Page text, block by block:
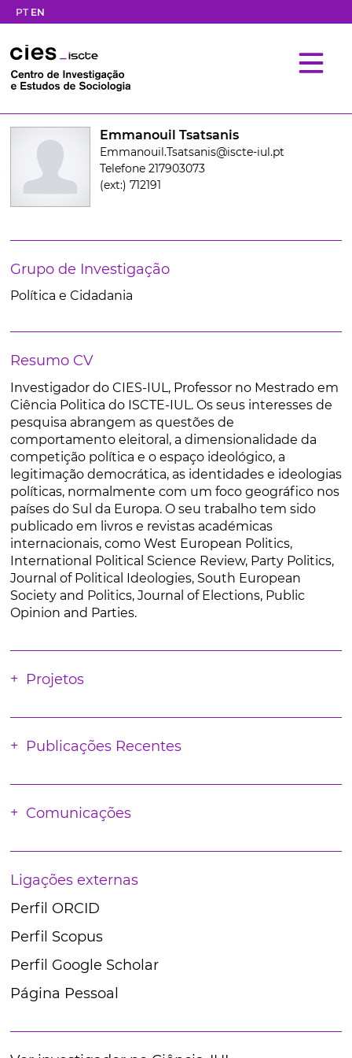
PT EN
Emmanouil Tsatsanis
Emmanouil.Tsatsanis@iscte-iul.pt
Telefone 217903073
(ext:) 712191
Grupo de Investigação
Política e Cidadania
Resumo CV
Investigador do CIES-IUL, Professor no Mestrado em
Ciência Politica do ISCTE-IUL. Os seus interesses de
pesquisa abrangem as questões de
comportamento eleitoral, a dimensionalidade da
competição política e o espaço ideológico, a
legitimação democrática, as identidades e ideologias
políticas, normalmente com um foco geográfico nos
países do Sul da Europa. O seu trabalho tem sido
publicado em livros e revistas académicas
internacionais, como West European Politics,
International Political Science Review, Party Politics,
Journal of Political Ideologies, South European
Society and Politics, Journal of Elections, Public
Opinion and Parties.
Projetos
Publicações Recentes
Comunicações
Ligações externas
Perfil ORCID
Perfil Scopus
Perfil Google Scholar
Página Pessoal